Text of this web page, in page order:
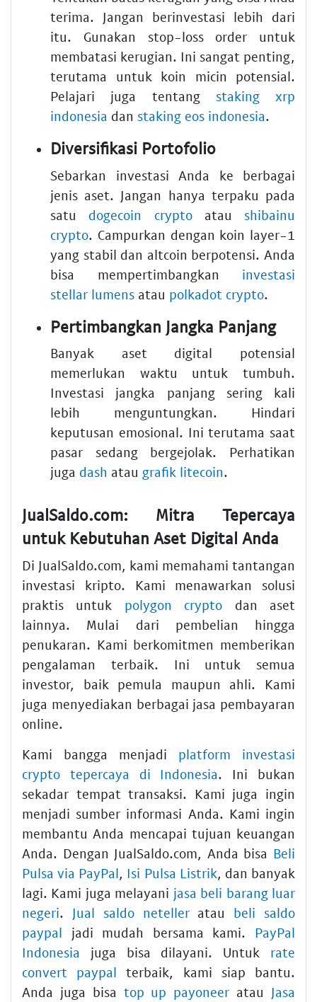
terima. Jangan berinvestasi lebih dari
itu. Gunakan stop-loss order untuk
membatasi kerugian. Ini sangat penting,
terutama untuk koin micin potensial.
Pelajari juga tentang staking xrp
indonesia dan staking eos indonesia.
Diversifikasi Portofolio
Sebarkan investasi Anda ke berbagai
jenis aset. Jangan hanya terpaku pada
satu dogecoin cryptoatau shibainu
crypto. Campurkan dengan koin layer-1
yang stabil dan altcoin berpotensi. Anda
bisa mempertimbangkan investasi
stellar lumens atau polkadot crypto.
Pertimbangkan Jangka Panjang
Banyak aset digital potensial
memerlukan waktu untuk tumbuh.
Investasi jangka panjang sering kali
lebih menguntungkan. Hindari
keputusan emosional. Ini terutama saat
pasar sedang bergejolak. Perhatikan
juga dash atau grafik litecoin.
JualSaldo.com: Mitra Tepercaya
untuk Kebutuhan Aset Digital Anda
Di JualSaldo.com, kami memahami tantangan
investasi kripto. Kami menawarkan solusi
praktis untuk polygon crypto dan aset
lainnya. Mulai dari pembelian hingga
penukaran. Kami berkomitmen memberikan
pengalaman terbaik. Ini untuk semua
investor, baik pemula maupun ahli. Kami
juga menyediakan berbagai jasa pembayaran
online.
Kami bangga menjadi platform investasi
crypto tepercaya di Indonesia. Ini bukan
sekadar tempat transaksi. Kami juga ingin
menjadi sumber informasi Anda. Kami ingin
membantu Anda mencapai tujuan keuangan
Anda. Dengan JualSaldo.com, Anda bisa Beli
Pulsa via PayPal, Isi Pulsa Listrik, dan banyak
lagi. Kami juga melayani jasa beli barang luar
negeri. Jual saldo netelleratau beli saldo
paypal jadi mudah bersama kami. PayPal
Indonesia juga bisa dilayani. Untuk rate
convert paypal terbaik, kami siap bantu.
Anda juga bisa top up payoneer atau Jasa